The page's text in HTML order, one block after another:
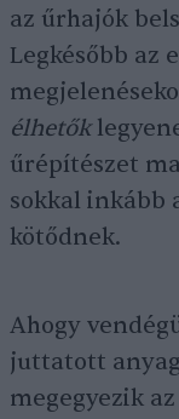
az űrhajók
Legkésőbb az
élhetők
űrépítészet
sokkal inkább
kötődnek.
Ahogy
juttatott
megegyezik